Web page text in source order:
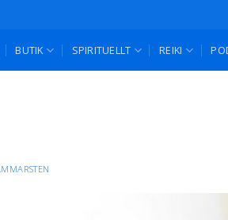
BUTIK SPIRITUELLT REIKI